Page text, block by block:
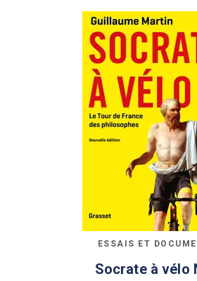
ESSAIS ET
Socrate à vélo